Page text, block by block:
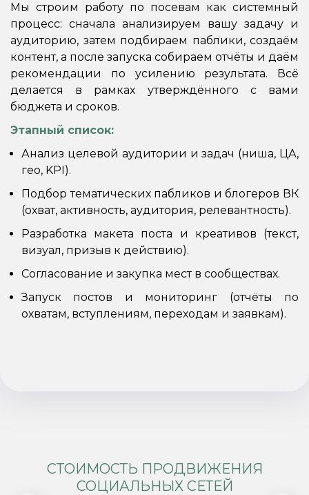
Мы строим работу по посевам как системный
процесс: сначала анализируем вашу задачу и
аудиторию, затем подбираем паблики, создаём
контент, а после запуска собираем отчёты и даём
рекомендации по усилению результата. Всё
делается в рамках утверждённого с вами
бюджета и сроков.
Этапный список:
Анализ целевой аудитории и задач (ниша, ЦА,
гео, KPI).
Подбор тематических пабликов и блогеров ВК
(охват, активность, аудитория, релевантность).
Разработка макета поста и креативов (текст,
визуал, призыв к действию).
Согласование и закупка мест в сообществах.
Запуск постов и мониторинг (отчёты по
охватам, вступлениям, переходам и заявкам).
СТОИМОСТЬ ПРОДВИЖЕНИЯ
СОЦИАЛЬНЫХ СЕТЕЙ